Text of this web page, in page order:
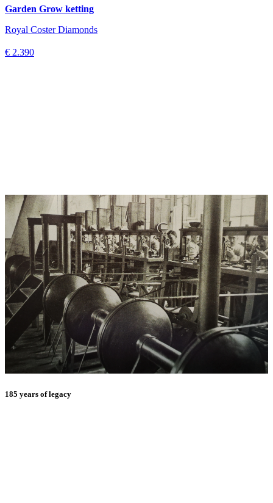
Garden Grow ketting
Royal Coster Diamonds
€ 2.390
185 years of legacy